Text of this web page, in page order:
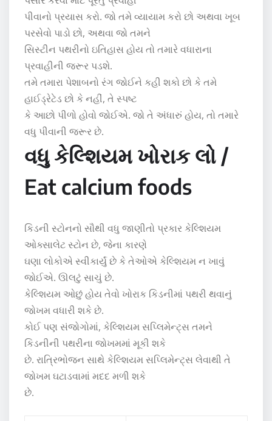
પીવાનો પ્રયાસ કરો. જો તમે વ્યાયામ કરો છો અથવા ખૂબ
પરસેવો પાડો છો, અથવા જો તમને
સિસ્ટીન પથરીનો ઇતિહાસ હોય તો તમારે વધારાના
પ્રવાહીની જરૂર પડશે.
તમે તમારા પેશાબનો રંગ જોઈને કહી શકો છો કે તમે
હાઈડ્રેટેડ છો કે નહીં, તે સ્પષ્ટ
કે આછો પીળો હોવો જોઈએ. જો તે અંધારું હોય, તો તમારે
વધુ પીવાની જરૂર છે.
વધુ કેલ્શિયમ ખોરાક લો /
Eat calcium foods
કિડની સ્ટોનનો સૌથી વધુ જાણીતો પ્રકાર કેલ્શિયમ
ઓક્સાલેટ સ્ટોન છે, જેના કારણે
ઘણા લોકોએ સ્વીકાર્યું છે કે તેઓએ કેલ્શિયમ ન ખાવું
જોઈએ. ઊલટું સાચું છે.
કેલ્શિયમ ઓછું હોય તેવો ખોરાક કિડનીમાં પથરી થવાનું
જોખમ વધારી શકે છે.
કોઈ પણ સંજોગોમાં, કેલ્શિયમ સપ્લિમેન્ટ્સ તમને
કિડનીની પથરીના જોખમમાં મૂકી શકે
છે. રાત્રિભોજન સાથે કેલ્શિયમ સપ્લિમેન્ટ્સ લેવાથી તે
જોખમ ઘટાડવામાં મદદ મળી શકે
છે.